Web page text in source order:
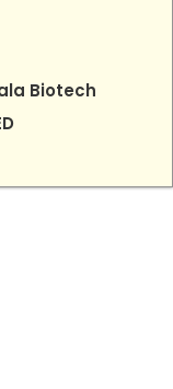
Biotech